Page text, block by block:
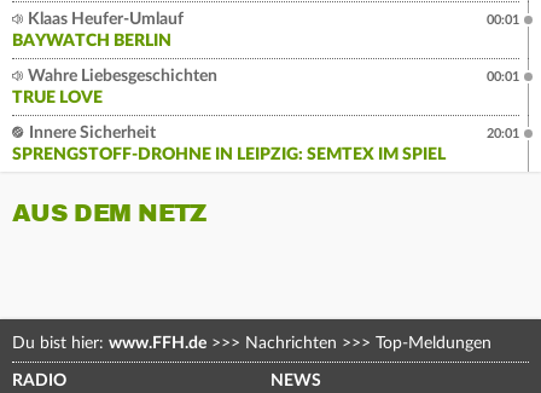
Klaas Heufer-Umlauf
BAYWATCH BERLIN
00:01
Wahre Liebesgeschichten
TRUE LOVE
00:01
Innere Sicherheit
SPRENGSTOFF-DROHNE IN LEIPZIG: SEMTEX IM SPIEL
20:01
AUS DEM NETZ
Du bist hier: www.FFH.de >>> Nachrichten >>> Top-Meldungen
RADIO NEWS